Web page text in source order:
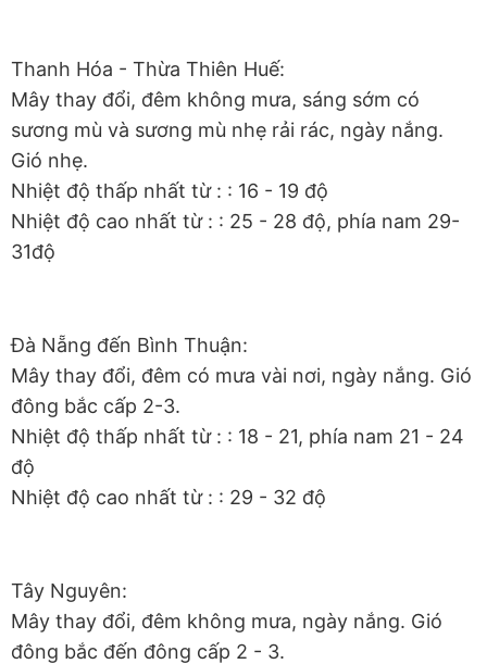
Thanh Hóa - Thừa Thiên Huế:
Mây thay đổi, đêm không mưa, sáng sớm có
sương mù và sương mù nhẹ rải rác, ngày nắng.
Gió nhẹ.
Nhiệt độ thấp nhất từ : : 16 - 19 độ
Nhiệt độ cao nhất từ : : 25 - 28 độ, phía nam 29-
31độ
Đà Nẵng đến Bình Thuận:
Mây thay đổi, đêm có mưa vài nơi, ngày nắng. Gió
đông bắc cấp 2-3.
Nhiệt độ thấp nhất từ : : 18 - 21, phía nam 21 - 24
độ
Nhiệt độ cao nhất từ : : 29 - 32 độ
Tây Nguyên:
Mây thay đổi, đêm không mưa, ngày nắng. Gió
đông bắc đến đông cấp 2 - 3.